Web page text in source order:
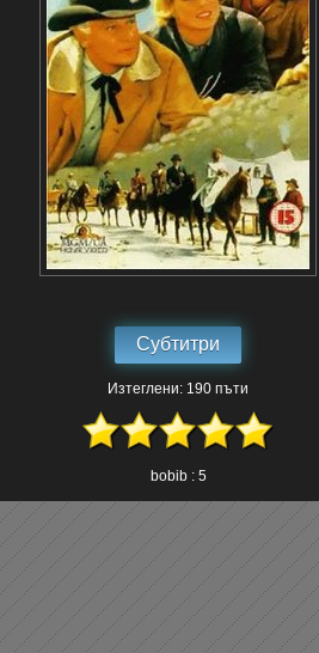
Субтитри
Изтеглени: 190 пъти
bobib : 5